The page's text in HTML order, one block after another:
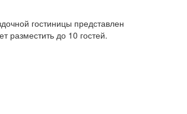
гостиницы представлен
разместить до 10 гостей.